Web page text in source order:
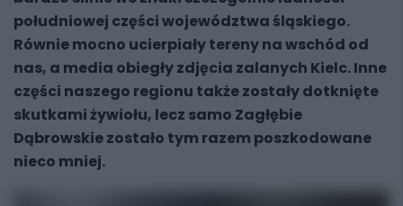
południowej części województwa śląskiego.
Równie mocno ucierpiały tereny na wschód od
nas, a media obiegły zdjęcia zalanych Kielc. Inne
części naszego regionu także zostały dotknięte
skutkami żywiołu, lecz samo Zagłębie
Dąbrowskie zostało tym razem poszkodowane
nieco mniej.